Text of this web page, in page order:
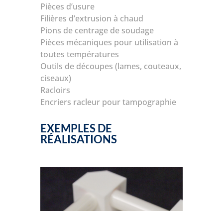
Pièces d’usure
Filières d’extrusion à chaud
Pions de centrage de soudage
Pièces mécaniques pour utilisation à
toutes températures
Outils de découpes (lames, couteaux,
ciseaux)
Racloirs
Encriers racleur pour tampographie
EXEMPLES DE
RÉALISATIONS